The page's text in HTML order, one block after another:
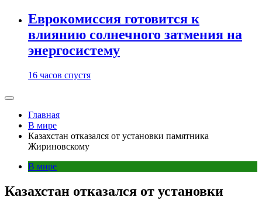
Еврокомиссия готовится к
влиянию солнечного затмения на
энергосистему
16 часов спустя
Главная
В мире
Казахстан отказался от установки памятника
Жириновскому
В мире
Казахстан отказался от установки